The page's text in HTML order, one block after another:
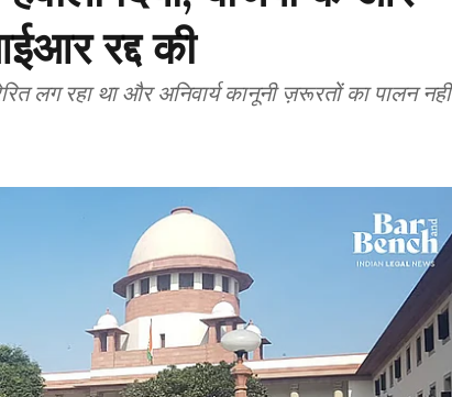
रद्द की
लग रहा था और अनिवार्य कानूनी ज़रूरतों का पालन नहीं